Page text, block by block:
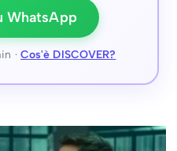
WhatsApp
· Cos'è DISCOVER?